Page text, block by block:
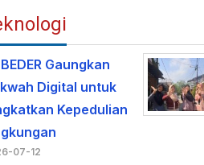
Gaungkan
Digital untuk
Kepedulian
07-12